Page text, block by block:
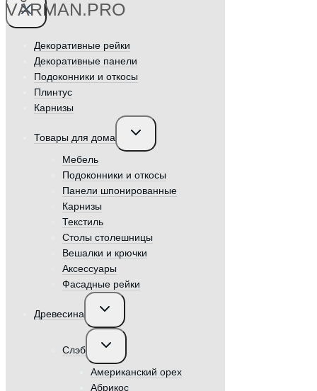
VӐRMAN.PRO
Декоративные рейки
Декоративные панели
Подоконники и откосы
Плинтус
Карнизы
Товары для дома
Переключить
дочернее
Мебель
Подоконники и откосы
Панели шпонированные
Карнизы
Текстиль
Столы столешницы
Вешалки и крючки
Аксессуары
Фасадные рейки
Древесина
Переключить
дочернее
Слэб
Переключить
дочернее
Американский орех
Абрикос